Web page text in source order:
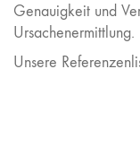
Genauigkeit und
Ursachenermittlung.
Unsere